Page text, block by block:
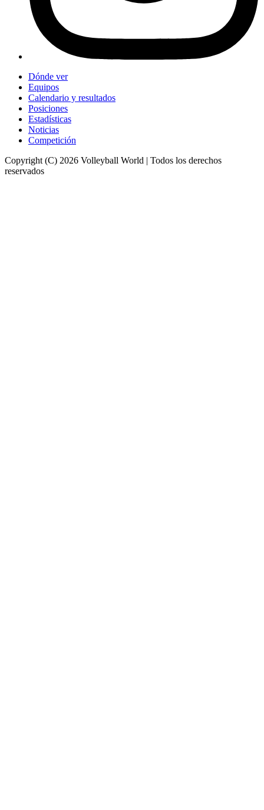
Dónde ver
Equipos
Calendario y resultados
Posiciones
Estadísticas
Noticias
Competición
Copyright (C) 2026 Volleyball World | Todos los derechos
reservados